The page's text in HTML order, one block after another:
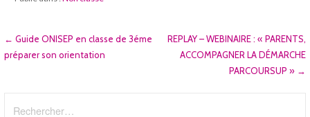
Navigation
← Guide ONISEP en classe de 3éme
préparer son orientation
REPLAY – WEBINAIRE : « PARENTS,
ACCOMPAGNER LA DÉMARCHE
PARCOURSUP » →